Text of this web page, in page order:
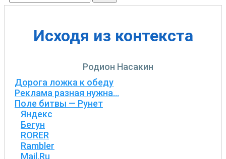
Исходя из контекста
Родион Насакин
Дорога ложка к обеду
Реклама разная нужна…
Поле битвы — Рунет
Яндекс
Бегун
RORER
Rambler
Mail.Ru